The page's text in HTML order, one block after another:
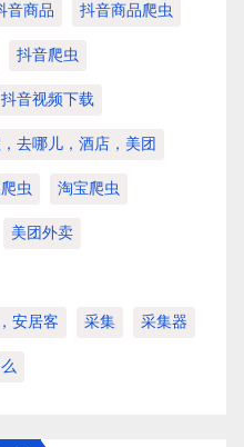
音商品 抖音商品爬虫
抖音爬虫
抖音视频下载
去哪儿，酒店，美团
虫 淘宝爬虫
美团外卖
安居客 采集 采集器